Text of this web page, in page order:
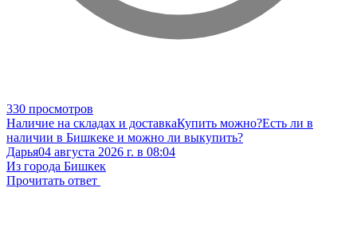
330 просмотров
Наличие на складах и доставкаКупить можно?Есть ли в
наличии в Бишкеке и можно ли выкупить?
Дарья04 августа 2026 г. в 08:04
Из города Бишкек
Прочитать ответ